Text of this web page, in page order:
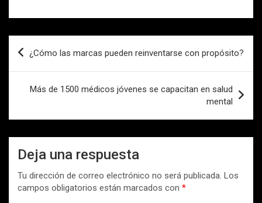
Navegación
de
¿Cómo las marcas pueden reinventarse con propósito?
Más de 1500 médicos jóvenes se capacitan en salud
mental
Deja una respuesta
Tu dirección de correo electrónico no será publicada. Los
campos obligatorios están marcados con *